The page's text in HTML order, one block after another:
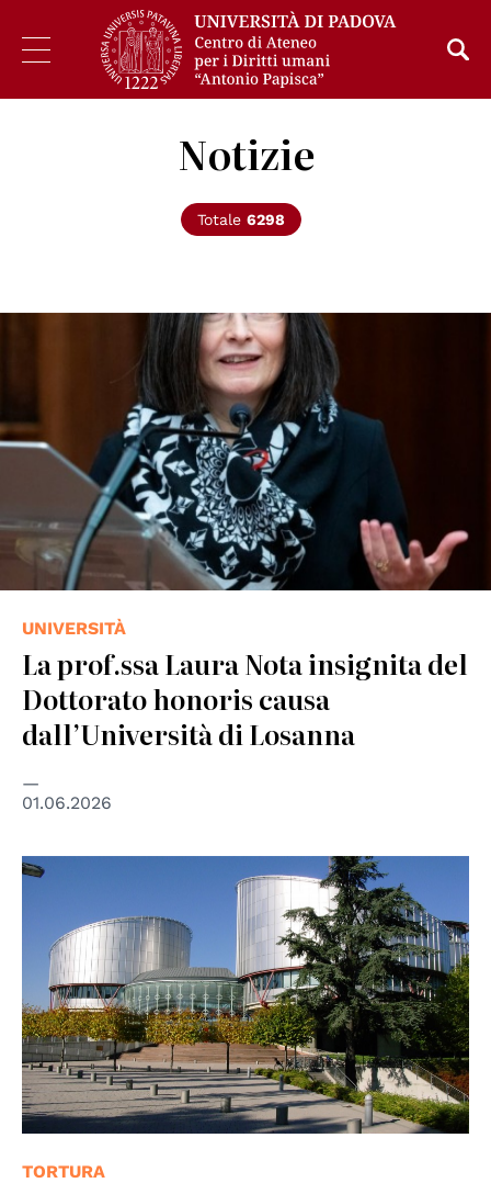
Notizie
Totale 6298
UNIVERSITÀ
La prof.ssa Laura Nota insignita del
Dottorato honoris causa
dall’Università di Losanna
01.06.2026
© Consiglio d'Europa
TORTURA